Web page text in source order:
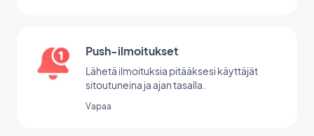
Push-ilmoitukset
Lähetä ilmoituksia pitääksesi käyttäjät
sitoutuneina ja ajan tasalla.
Vapaa